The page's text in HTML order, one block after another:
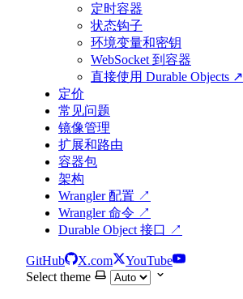
定时容器
状态钩子
环境变量和密钥
WebSocket 到容器
直接使用 Durable Objects ↗
定价
常见问题
镜像管理
扩展和路由
容器包
架构
Wrangler 配置 ↗
Wrangler 命令 ↗
Durable Object 接口 ↗
GitHub X.com
YouTube
Select theme